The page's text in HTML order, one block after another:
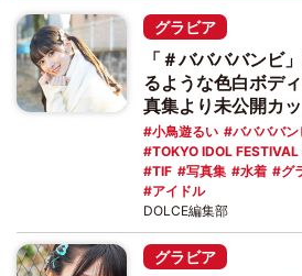
グラビア
「＃ババババンビ
るような色白ボデ
真集より未公開カ
小鳥遊るい
ババババン
TOKYO IDOL
TIF
写真集 水着 グ
アイドル
DOLCE編集部
グラビア